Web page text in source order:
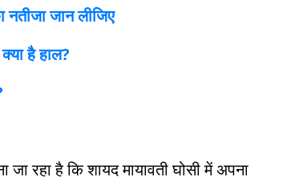
नतीजा जान लीजिए
है हाल?
जा रहा है कि शायद मायावती घोसी में अपना